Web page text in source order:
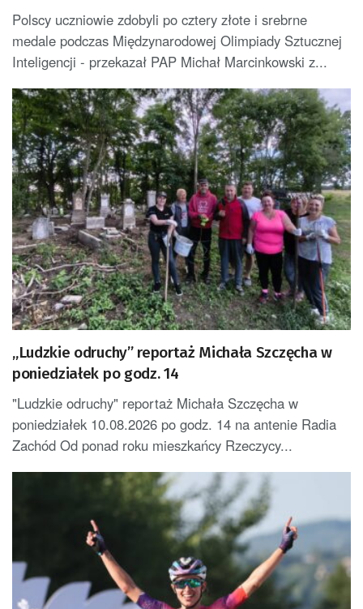
Inteligencji
Polscy uczniowie zdobyli po cztery złote i srebrne
medale podczas Międzynarodowej Olimpiady Sztucznej
Inteligencji - przekazał PAP Michał Marcinkowski z...
„Ludzkie odruchy” reportaż Michała Szczęcha w
poniedziałek po godz. 14
"Ludzkie odruchy" reportaż Michała Szczęcha w
poniedziałek 10.08.2026 po godz. 14 na antenie Radia
Zachód Od ponad roku mieszkańcy Rzeczycy...